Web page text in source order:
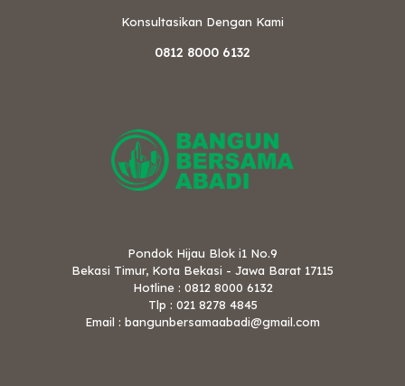
Konsultasikan Dengan Kami
0812 8000 6132
Pondok Hijau Blok i1 No.9
Bekasi Timur, Kota Bekasi - Jawa Barat 17115
Hotline : 0812 8000 6132
Tlp : 021 8278 4845
Email : bangunbersamaabadi@gmail.com